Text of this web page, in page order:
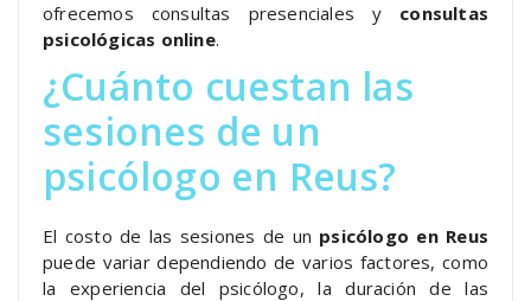
ofrecemos consultas presenciales y consultas
psicológicas online.
¿Cuánto cuestan las
sesiones de un
psicólogo en Reus?
El costo de las sesiones de un psicólogo en Reus
puede variar dependiendo de varios factores, como
la experiencia del psicólogo, la duración de las